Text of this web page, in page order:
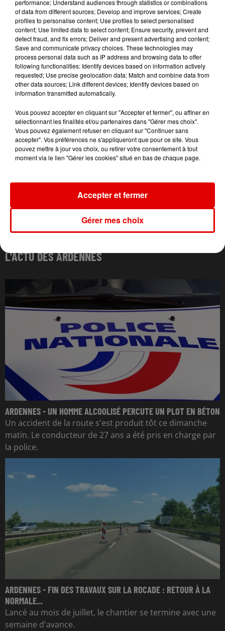
ALEX WARREN
Passenger
ANGELE FEAT. JUSTICE
What You Want
DERMOT KENNEDY
Power Over Me
L'ACTU DES ARDENNES
ARDENNES - UN HOMME ALCOOLISÉ PERCUTE UN PLOT EN BÉTON
Un accident de la route s'est produit tôt ce dimanche
matin. Le conducteur de 27 ans a été pris en charge par
la police.
ARDENNES - FIN DES TRAVAUX SUR LA ROCADE : RETOUR À LA
NORMALE...
Lancé au mois de juillet, le chantier se termine avec une
semaine d'avance.
performance; Understand audiences through statistics or combinations
of data from different sources; Develop and improve services; Create
profiles to personalise content; Use profiles to select personalised
content; Use limited data to select content; Ensure security, prevent and
detect fraud, and fix errors; Deliver and present advertising and content;
Save and communicate privacy choices. These technologies may
process personal data such as IP address and browsing data to offer
following functionalities: Identify devices based on information actively
requested; Use precise geolocation data; Match and combine data from
other data sources; Link different devices; Identify devices based on
information transmitted automatically.
Vous pouvez accepter en cliquant sur "Accepter et fermer", ou affiner en
sélectionnant les finalités et/ou partenaires dans "Gérer mes choix".
Vous pouvez également refuser en cliquant sur "Continuer sans
accepter". Vos préférences ne s'appliqueront que pour ce site. Vous
pouvez mettre à jour vos choix, ou retirer votre consentement à tout
moment via le lien "Gérer les cookies" situé en bas de chaque page.
Gérer mes choix
Accepter et fermer